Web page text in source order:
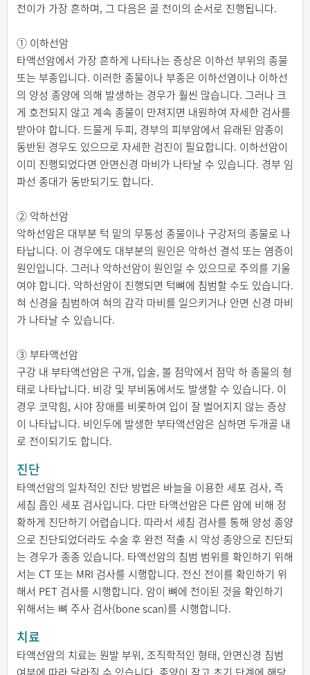
전이가 가장 흔하며, 그 다음은 골 전이의 순서로 진행됩니다.
① 이하선암
타액선암에서 가장 흔하게 나타나는 증상은 이하선 부위의 종물
또는 부종입니다. 이러한 종물이나 부종은 이하선염이나 이하선
의 양성 종양에 의해 발생하는 경우가 훨씬 많습니다. 그러나 크
게 호전되지 않고 계속 종물이 만져지면 내원하여 자세한 검사를
받아야 합니다. 드물게 두피, 경부의 피부암에서 유래된 암종이
동반된 경우도 있으므로 자세한 검진이 필요합니다. 이하선암이
이미 진행되었다면 안면신경 마비가 나타날 수 있습니다. 경부 임
파선 종대가 동반되기도 합니다.
② 악하선암
악하선암은 대부분 턱 밑의 무통성 종물이나 구강저의 종물로 나
타납니다. 이 경우에도 대부분의 원인은 악하선 결석 또는 염증이
원인입니다. 그러나 악하선암이 원인일 수 있으므로 주의를 기울
여야 합니다. 악하선암이 진행되면 턱뼈에 침범할 수도 있습니다.
혀 신경을 침범하여 혀의 감각 마비를 일으키거나 안면 신경 마비
가 나타날 수 있습니다.
③ 부타액선암
구강 내 부타액선암은 구개, 입술, 볼 점막에서 점막 하 종물의 형
태로 나타납니다. 비강 및 부비동에서도 발생할 수 있습니다. 이
경우 코막힘, 시야 장애를 비롯하여 입이 잘 벌어지지 않는 증상
이 나타납니다. 비인두에 발생한 부타액선암은 심하면 두개골 내
로 전이되기도 합니다.
진단
타액선암의 일차적인 진단 방법은 바늘을 이용한 세포 검사, 즉
세침 흡인 세포 검사입니다. 다만 타액선암은 다른 암에 비해 정
확하게 진단하기 어렵습니다. 따라서 세침 검사를 통해 양성 종양
으로 진단되었더라도 수술 후 완전 적출 시 악성 종양으로 진단되
는 경우가 종종 있습니다. 타액선암의 침범 범위를 확인하기 위해
서는 CT 또는 MRI 검사를 시행합니다. 전신 전이를 확인하기 위
해서 PET 검사를 시행합니다. 암이 뼈에 전이된 것을 확인하기
위해서는 뼈 주사 검사(bone scan)를 시행합니다.
치료
타액선암의 치료는 원발 부위, 조직학적인 형태, 안면신경 침범